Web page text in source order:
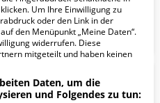
Intensivmedizin
Um Ihre Einwilligung zu
oder den Link in der
den Menüpunkt „Meine Daten“.
widerrufen. Diese
mitgeteilt und haben keinen
Daten, um die
und Folgendes zu tun: